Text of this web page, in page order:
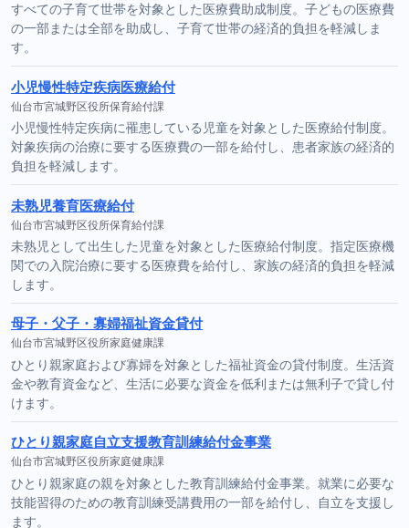
すべての子育て世帯を対象とした医療費助成制度。子どもの医療費
の一部または全部を助成し、子育て世帯の経済的負担を軽減しま
す。
小児慢性特定疾病医療給付
仙台市宮城野区役所保育給付課
小児慢性特定疾病に罹患している児童を対象とした医療給付制度。
対象疾病の治療に要する医療費の一部を給付し、患者家族の経済的
負担を軽減します。
未熟児養育医療給付
仙台市宮城野区役所保育給付課
未熟児として出生した児童を対象とした医療給付制度。指定医療機
関での入院治療に要する医療費を給付し、家族の経済的負担を軽減
します。
母子・父子・寡婦福祉資金貸付
仙台市宮城野区役所家庭健康課
ひとり親家庭および寡婦を対象とした福祉資金の貸付制度。生活資
金や教育資金など、生活に必要な資金を低利または無利子で貸し付
けます。
ひとり親家庭自立支援教育訓練給付金事業
仙台市宮城野区役所家庭健康課
ひとり親家庭の親を対象とした教育訓練給付金事業。就業に必要な
技能習得のための教育訓練受講費用の一部を給付し、自立を支援し
ます。